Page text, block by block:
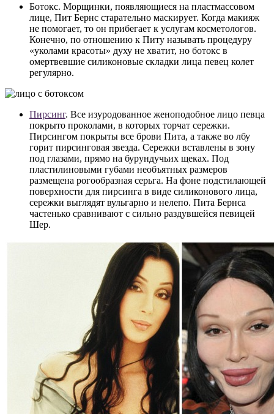
Ботокс. Морщинки, появляющиеся на пластмассовом
лице, Пит Бернс старательно маскирует. Когда макияж
не помогает, то он прибегает к услугам косметологов.
Конечно, по отношению к Питу называть процедуру
«уколами красоты» духу не хватит, но ботокс в
омертвевшие силиконовые складки лица певец колет
регулярно.
Пирсинг. Все изуродованное женоподобное лицо певца
покрыто проколами, в которых торчат сережки.
Пирсингом покрыты все брови Пита, а также во лбу
горит пирсинговая звезда. Сережки вставлены в зону
под глазами, прямо на бурундучьих щеках. Под
пластилиновыми губами необъятных размеров
размещена рогообразная серьга. На фоне подстилающей
поверхности для пирсинга в виде силиконового лица,
сережки выглядят вульгарно и нелепо. Пита Бернса
частенько сравнивают с сильно раздувшейся певицей
Шер.